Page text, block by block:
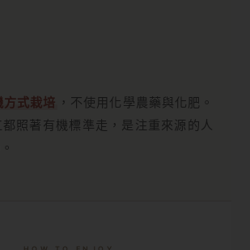
方式栽培 ，不使用化學農藥與化肥。
照著有機標準走，是注重來源的人